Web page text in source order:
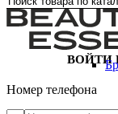
ВОЙТИ
Номер телефона